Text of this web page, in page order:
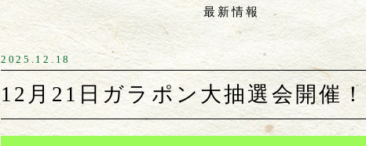
最新情報
2025.12.18
12月21日ガラポン大抽選会開催！